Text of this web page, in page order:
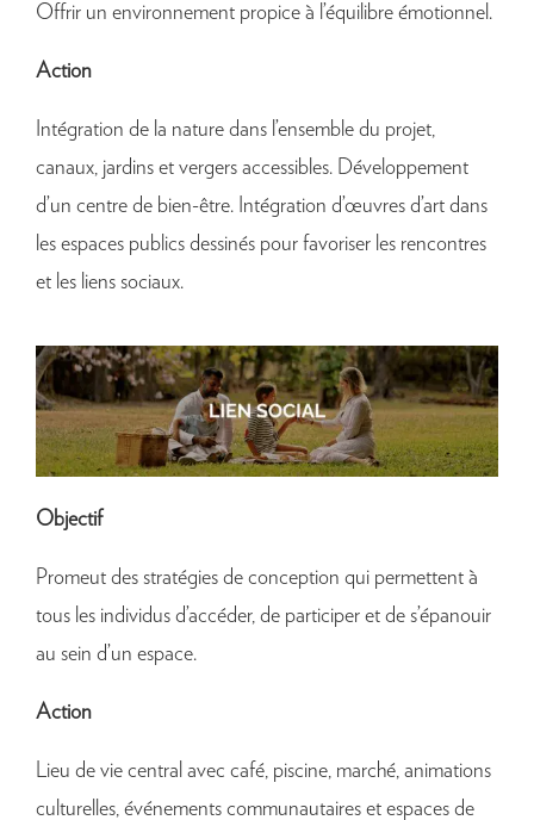
Offrir un environnement propice à l’équilibre émotionnel.
Action
Intégration de la nature dans l’ensemble du projet,
canaux, jardins et vergers accessibles. Développement
d’un centre de bien-être. Intégration d’œuvres d’art dans
les espaces publics dessinés pour favoriser les rencontres
et les liens sociaux.
Objectif
Promeut des stratégies de conception qui permettent à
tous les individus d’accéder, de participer et de s’épanouir
au sein d’un espace.
Action
Lieu de vie central avec café, piscine, marché, animations
culturelles, événements communautaires et espaces de